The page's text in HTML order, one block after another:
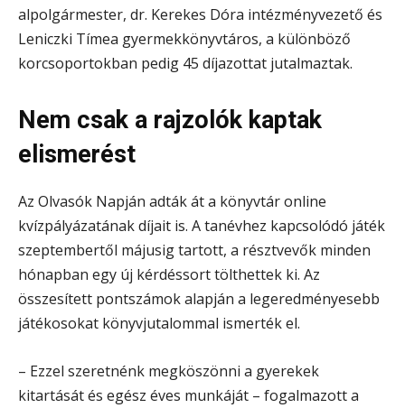
alpolgármester, dr. Kerekes Dóra intézményvezető és
Leniczki Tímea gyermekkönyvtáros, a különböző
korcsoportokban pedig 45 díjazottat jutalmaztak.
Nem csak a rajzolók kaptak
elismerést
Az Olvasók Napján adták át a könyvtár online
kvízpályázatának díjait is. A tanévhez kapcsolódó játék
szeptembertől májusig tartott, a résztvevők minden
hónapban egy új kérdéssort tölthettek ki. Az
összesített pontszámok alapján a legeredményesebb
játékosokat könyvjutalommal ismerték el.
– Ezzel szeretnénk megköszönni a gyerekek
kitartását és egész éves munkáját – fogalmazott a